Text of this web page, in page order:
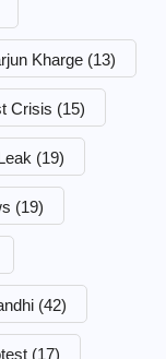
Kharge (13)
Crisis (15)
(19)
(19)
(42)
(17)